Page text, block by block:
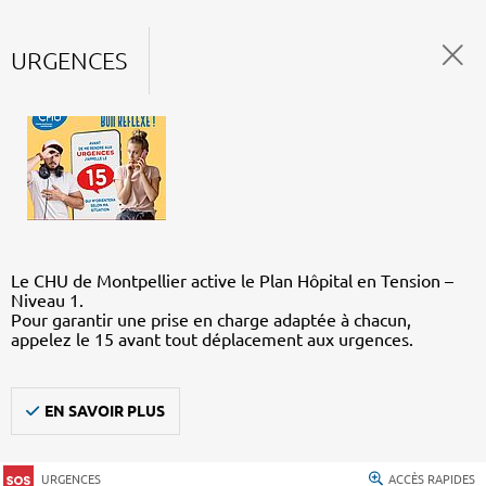
URGENCES
Le CHU de Montpellier active le Plan Hôpital en Tension –
Niveau 1.
Pour garantir une prise en charge adaptée à chacun,
appelez le 15 avant tout déplacement aux urgences.
EN SAVOIR PLUS
URGENCES ACCÈS RAPIDES